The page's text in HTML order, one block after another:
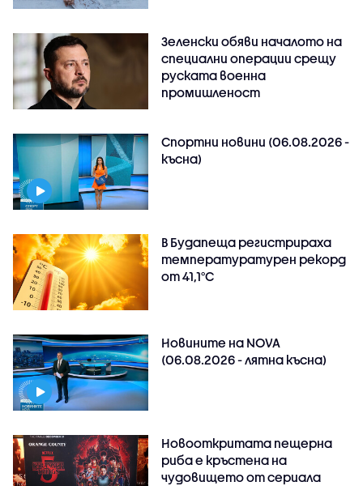
Зеленски обяви началото на
специални операции срещу
руската военна
промишленост
Спортни новини (06.08.2026 -
късна)
В Будапеща регистрираха
температуратурен рекорд
от 41,1°C
Новините на NOVA
(06.08.2026 - лятна късна)
Новооткритата пещерна
риба е кръстена на
чудовището от сериала